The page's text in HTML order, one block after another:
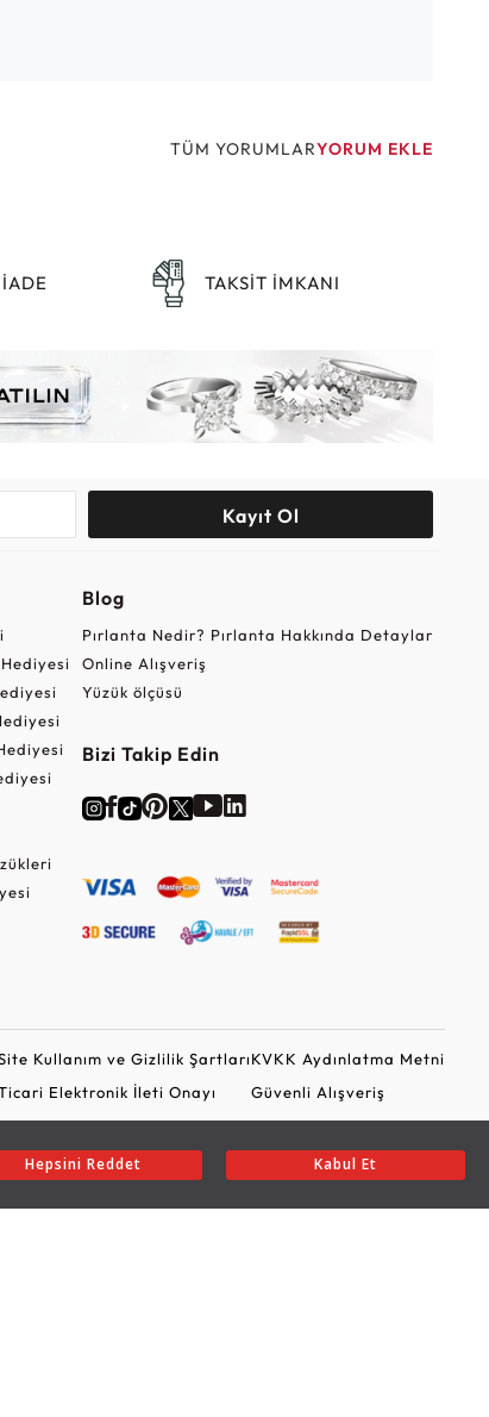
Hepsini Reddet Kabul Et
TÜM YORUMLARYORUM EKLE
TAKSİT İMKANI
Kayıt Ol
Blog
Pırlanta Nedir? Pırlanta Hakkında Detaylar
Online Alışveriş
Yüzük ölçüsü
Bizi Takip Edin
Kullanım ve Gizlilik Şartları
Elektronik İleti Onayı
KVKK Aydınlatma Metni
Güvenli Alışveriş